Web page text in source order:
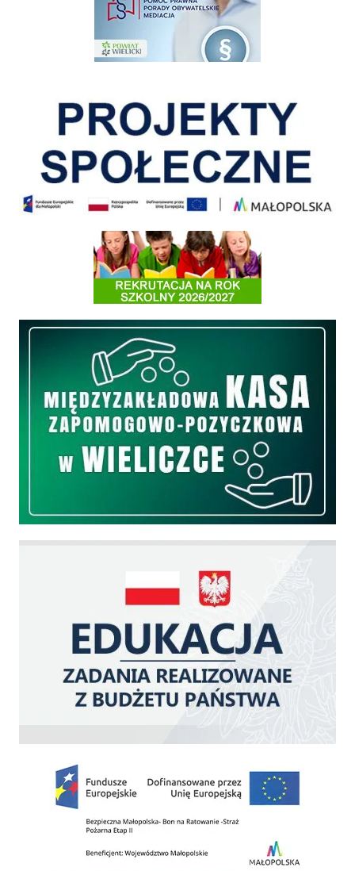
Informacja o terminach rekrutacji na rok szkolny 2026/2027
Międzyzakładowa Kasa Zapomogowo - Pożyczkowa
Zakup fabrycznie nowego, średniego samochodu ratowniczo-gaśniczego z